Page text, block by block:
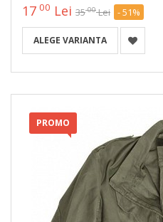
17 00 Lei 3500 Lei - 51%
ALEGE VARIANTA
PROMO